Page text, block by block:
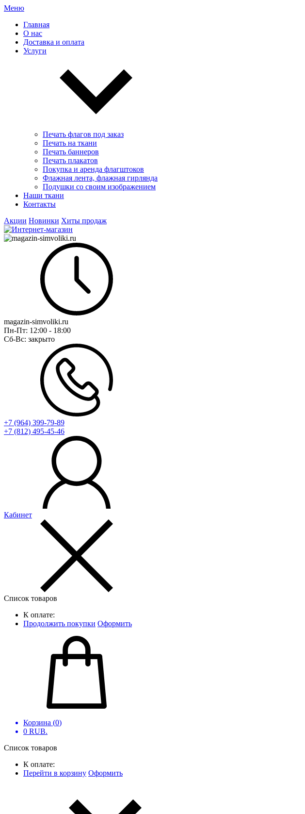
Меню
Главная
О нас
Доставка и оплата
Услуги
Печать флагов под заказ
Печать на ткани
Печать баннеров
Печать плакатов
Покупка и аренда флагштоков
Флажная лента, флажная гирлянда
Подушки со своим изображением
Наши ткани
Контакты
Акции Новинки Хиты продаж
magazin-simvoliki.ru
Пн-Пт: 12:00 - 18:00
Сб-Вс: закрыто
+7 (964) 399-79-89
+7 (812) 495-45-46
Кабинет
Список товаров
К оплате:
Продолжить покупки Оформить
Корзина (0)
0 RUB.
Список товаров
К оплате:
Перейти в корзину Оформить